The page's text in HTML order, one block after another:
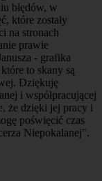
błędów, w
które zostały
na stronach
prawie
- grafika
to skany są
Dziękuję
i współpracującej
że dzięki jej pracy i
poświęcić czas
Niepokalanej".